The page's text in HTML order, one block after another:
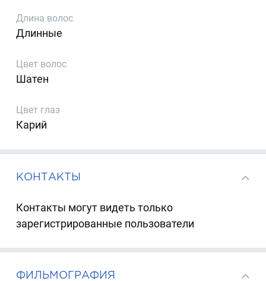
Длина волос
Длинные
Цвет волос
Шатен
Цвет глаз
Карий
КОНТАКТЫ
Контакты могут видеть только
зарегистрированные пользователи
ФИЛЬМОГРАФИЯ